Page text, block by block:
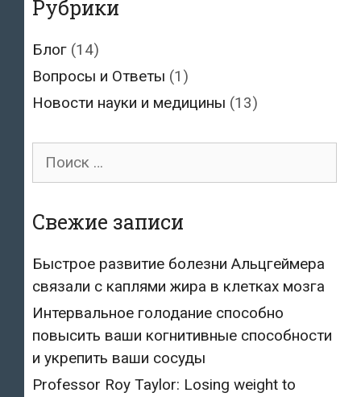
2
Рубрики
Блог (14)
Вопросы и Ответы (1)
Новости науки и медицины (13)
Поиск
Свежие записи
Быстрое развитие болезни Альцгеймера
связали с каплями жира в клетках мозга
Интервальное голодание способно
повысить ваши когнитивные способности
и укрепить ваши сосуды
Professor Roy Taylor: Losing weight to